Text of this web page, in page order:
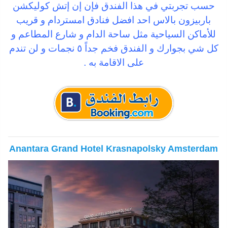
حسب تجربتي في هذا الفندق فإن إن إتش كوليكشن
باربيزون بالاس احد افضل فنادق امستردام و قريب
للأماكن السياحية مثل ساحة الدام و شارع المطاعم و
كل شي بجوارك و الفندق فخم جداً ٥ نجمات و لن تندم
على الاقامة به .
Anantara Grand Hotel Krasnapolsky Amsterdam